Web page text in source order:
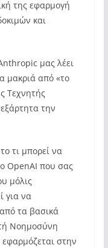
της εφαρμογή
και
μας λέει
μακριά από «το
Τεχνητής
την
τι μπορεί να
OpenAI που σας
μόλις
για να
τα βασικά
Νοημοσύνη
στην